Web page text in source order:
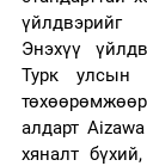
Энэхүү
Турк улсын
алдарт
хяналт